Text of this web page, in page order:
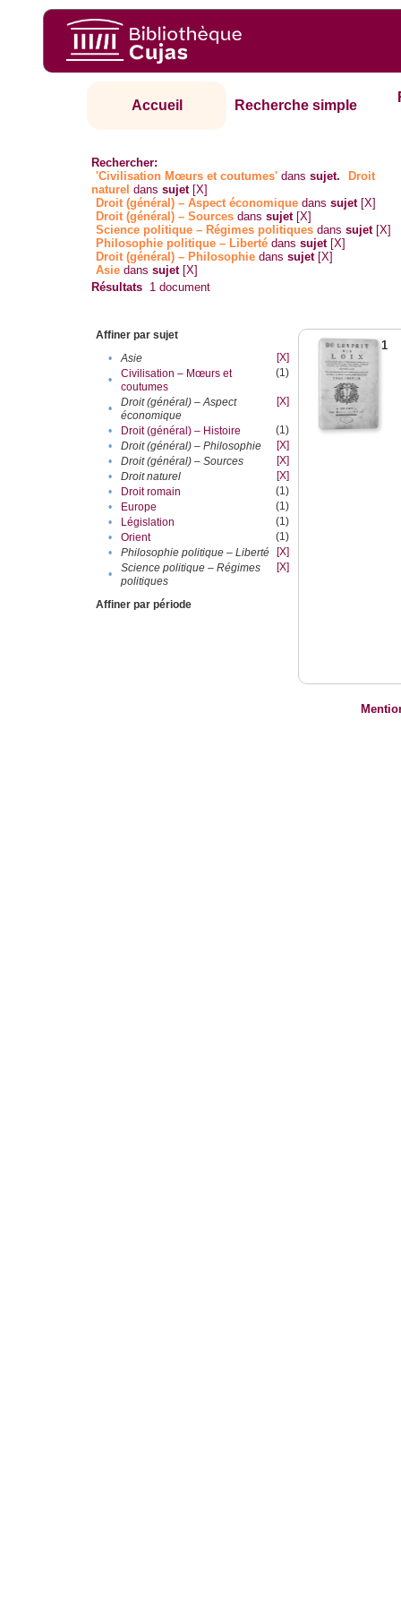
Accueil Recherche simple
Rechercher:
'Civilisation Mœurs et coutumes' danssujet.
Droit
naturel danssujet [X]
Droit (général) – Aspect économique danssujet [X]
Droit (général) – Sources danssujet [X]
Science politique – Régimes politiques danssujet [X]
Philosophie politique – Liberté danssujet [X]
Droit (général) – Philosophie danssujet [X]
Asie danssujet [X]
Résultats 1 document
Affiner par sujet
•
Asie
[X]
•
Civilisation – Mœurs et
coutumes
(1)
•
Droit (général) – Aspect
économique
[X]
• Droit (général) – Histoire
(1)
•
Droit (général) – Philosophie
[X]
•
Droit (général) – Sources
[X]
•
Droit naturel
[X]
•
Droit romain
(1)
•
Europe
(1)
•
Législation
(1)
•
Orient
(1)
•
Philosophie politique – Liberté
[X]
•
Science politique – Régimes
politiques
[X]
Affiner par période
1